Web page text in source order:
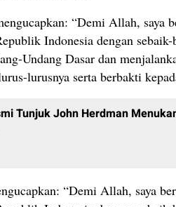
“Demi Allah, saya
Indonesia dengan
Undang Dasar dan
lurusnya serta berbakti
Tunjuk John Herdman
“Demi Allah, saya